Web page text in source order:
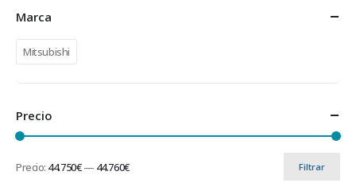
Marca
Mitsubishi
Precio
Filtrar
Precio: 44.750€— 44.760€